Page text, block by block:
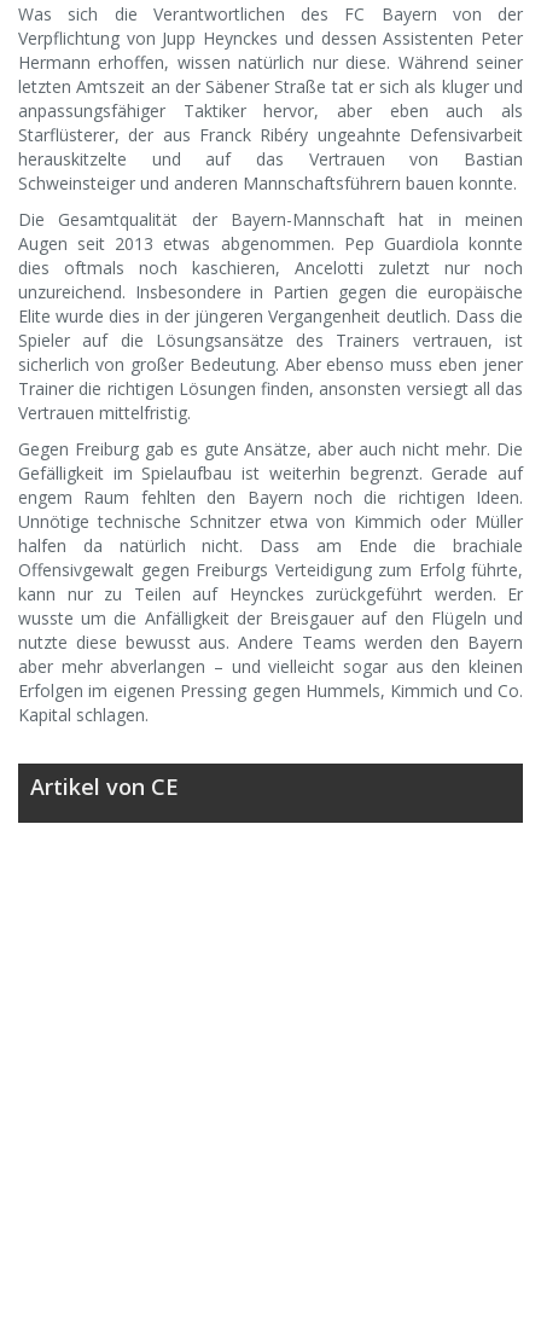
Was sich die Verantwortlichen des FC Bayern von der
Verpflichtung von Jupp Heynckes und dessen Assistenten Peter
Hermann erhoffen, wissen natürlich nur diese. Während seiner
letzten Amtszeit an der Säbener Straße tat er sich als kluger und
anpassungsfähiger Taktiker hervor, aber eben auch als
Starflüsterer, der aus Franck Ribéry ungeahnte Defensivarbeit
herauskitzelte und auf das Vertrauen von Bastian
Schweinsteiger und anderen Mannschaftsführern bauen konnte.
Die Gesamtqualität der Bayern-Mannschaft hat in meinen
Augen seit 2013 etwas abgenommen. Pep Guardiola konnte
dies oftmals noch kaschieren, Ancelotti zuletzt nur noch
unzureichend. Insbesondere in Partien gegen die europäische
Elite wurde dies in der jüngeren Vergangenheit deutlich. Dass die
Spieler auf die Lösungsansätze des Trainers vertrauen, ist
sicherlich von großer Bedeutung. Aber ebenso muss eben jener
Trainer die richtigen Lösungen finden, ansonsten versiegt all das
Vertrauen mittelfristig.
Gegen Freiburg gab es gute Ansätze, aber auch nicht mehr. Die
Gefälligkeit im Spielaufbau ist weiterhin begrenzt. Gerade auf
engem Raum fehlten den Bayern noch die richtigen Ideen.
Unnötige technische Schnitzer etwa von Kimmich oder Müller
halfen da natürlich nicht. Dass am Ende die brachiale
Offensivgewalt gegen Freiburgs Verteidigung zum Erfolg führte,
kann nur zu Teilen auf Heynckes zurückgeführt werden. Er
wusste um die Anfälligkeit der Breisgauer auf den Flügeln und
nutzte diese bewusst aus. Andere Teams werden den Bayern
aber mehr abverlangen – und vielleicht sogar aus den kleinen
Erfolgen im eigenen Pressing gegen Hummels, Kimmich und Co.
Kapital schlagen.
Artikel von CE